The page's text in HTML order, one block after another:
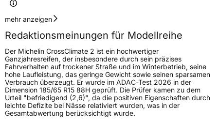
Geschwindigkeitsindex
Höchstgeschwindigkeit
210 km/h
Lastindex102
Höchstlast850 kg
Gewicht (in kg)14 kg
Generelle Merkmale
mehr anzeigen
Redaktionsmeinungen für Modellreihe
Der Michelin CrossClimate 2 ist ein hochwertiger
Ganzjahresreifen, der insbesondere durch sein präzises
Fahrverhalten auf trockener Straße und im Winterbetrieb, seine
hohe Laufleistung, das geringe Gewicht sowie seinen sparsamen
Verbrauch überzeugt. Er wurde im ADAC-Test 2026 in der
Dimension 185/65 R15 88H geprüft. Die Prüfer kamen zu dem
Urteil "befriedigend (2,6)", da die positiven Eigenschaften durch
leichte Defizite bei Nässe relativiert wurden, was in der
Gesamtabwertung berücksichtigt wurde.